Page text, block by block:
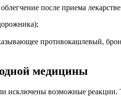
после приема
противокашлевый,
медицины
исключены возможные